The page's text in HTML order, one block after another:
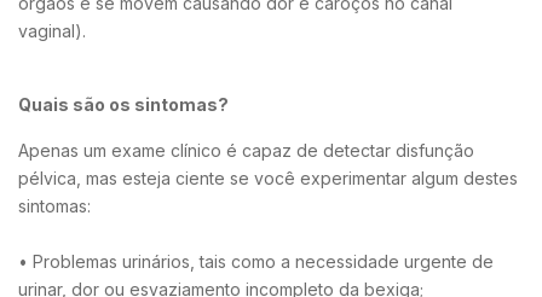
vaginal).
Quais são os sintomas?
Apenas um exame clínico é capaz de detectar disfunção
pélvica, mas esteja ciente se você experimentar algum destes
sintomas:
• Problemas urinários, tais como a necessidade urgente de
urinar, dor ou esvaziamento incompleto da bexiga;